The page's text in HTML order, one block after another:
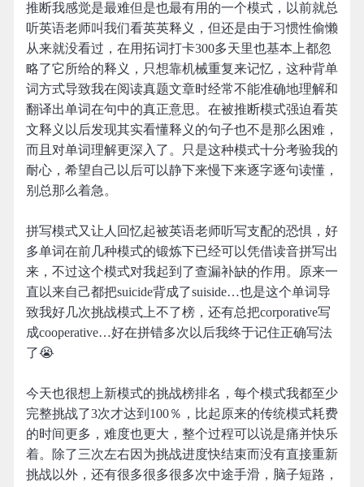
推断我感觉是最难但是也最有用的一个模式，以前就总
听英语老师叫我们看英英释义，但还是由于习惯性偷懒
从来就没看过，在用拓词打卡300多天里也基本上都忽
略了它所给的释义，只想靠机械重复来记忆，这种背单
词方式导致我在阅读真题文章时经常不能准确地理解和
翻译出单词在句中的真正意思。在被推断模式强迫看英
文释义以后发现其实看懂释义的句子也不是那么困难，
而且对单词理解更深入了。只是这种模式十分考验我的
耐心，希望自己以后可以静下来慢下来逐字逐句读懂，
别总那么着急。
拼写模式又让人回忆起被英语老师听写支配的恐惧，好
多单词在前几种模式的锻炼下已经可以凭借读音拼写出
来，不过这个模式对我起到了查漏补缺的作用。原来一
直以来自己都把suicide背成了suiside…也是这个单词导
致我好几次挑战模式上不了榜，还有总把corporative写
成cooperative…好在拼错多次以后我终于记住正确写法
了😭
今天也很想上新模式的挑战榜排名，每个模式我都至少
完整挑战了3次才达到100％，比起原来的传统模式耗费
的时间更多，难度也更大，整个过程可以说是痛并快乐
着。除了三次左右因为挑战进度快结束而没有直接重新
挑战以外，还有很多很多很多次中途手滑，脑子短路，